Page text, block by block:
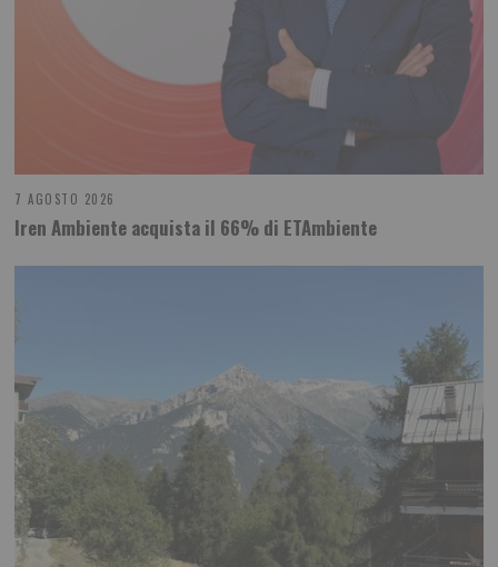
7 AGOSTO 2026
Iren Ambiente acquista il 66% di ETAmbiente